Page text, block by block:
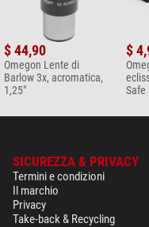
$ 44,90
Omegon Lente di
Barlow 3x, acromatica,
1,25"
$
Safe
SICUREZZA & PRIVACY
Termini e condizioni
Il marchio
Privacy
Take-back & Recycling